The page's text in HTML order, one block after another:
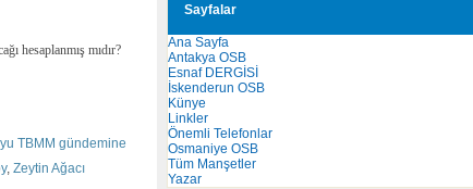
hesaplanmış mıdır?
TBMM gündemine
, Zeytin Ağacı
Sayfalar
Ana Sayfa
Antakya OSB
Esnaf DERGİSİ
İskenderun OSB
Künye
Linkler
Önemli Telefonlar
Osmaniye OSB
Tüm Manşetler
Yazar